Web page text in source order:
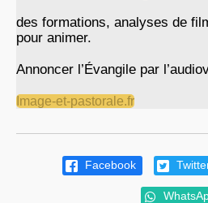
des formations, analyses de
pour animer.
Annoncer l’Évangile par
Image-et-pastorale.fr
Facebook